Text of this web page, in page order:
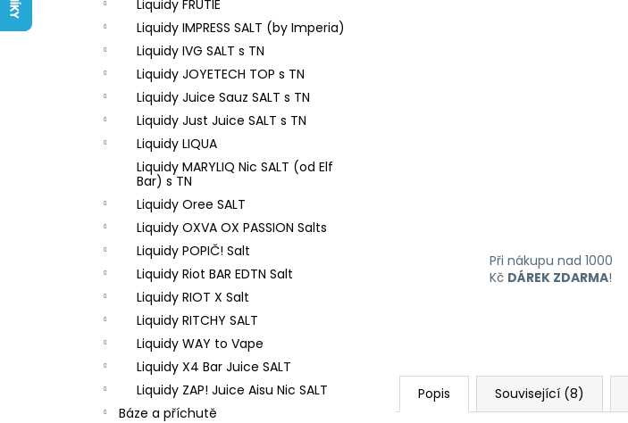
Liquidy FRUTIE
Liquidy IMPRESS SALT (by Imperia)
Liquidy IVG SALT s TN
Liquidy JOYETECH TOP s TN
Liquidy Juice Sauz SALT s TN
Liquidy Just Juice SALT s TN
Liquidy LIQUA
Liquidy MARYLIQ Nic SALT (od Elf
Bar) s TN
Liquidy Oree SALT
Liquidy OXVA OX PASSION Salts
Liquidy POPIČ! Salt
Liquidy Riot BAR EDTN Salt
Liquidy RIOT X Salt
Liquidy RITCHY SALT
Liquidy WAY to Vape
Liquidy X4 Bar Juice SALT
Liquidy ZAP! Juice Aisu Nic SALT
Báze a příchutě
Při nákupu nad 1000
Kč DÁREK ZDARMA!
Popis Související (8)
LIQUID ARAMAX 4PACK CIGAR
TOBACCO 4X10ML-18MG
558 Kč